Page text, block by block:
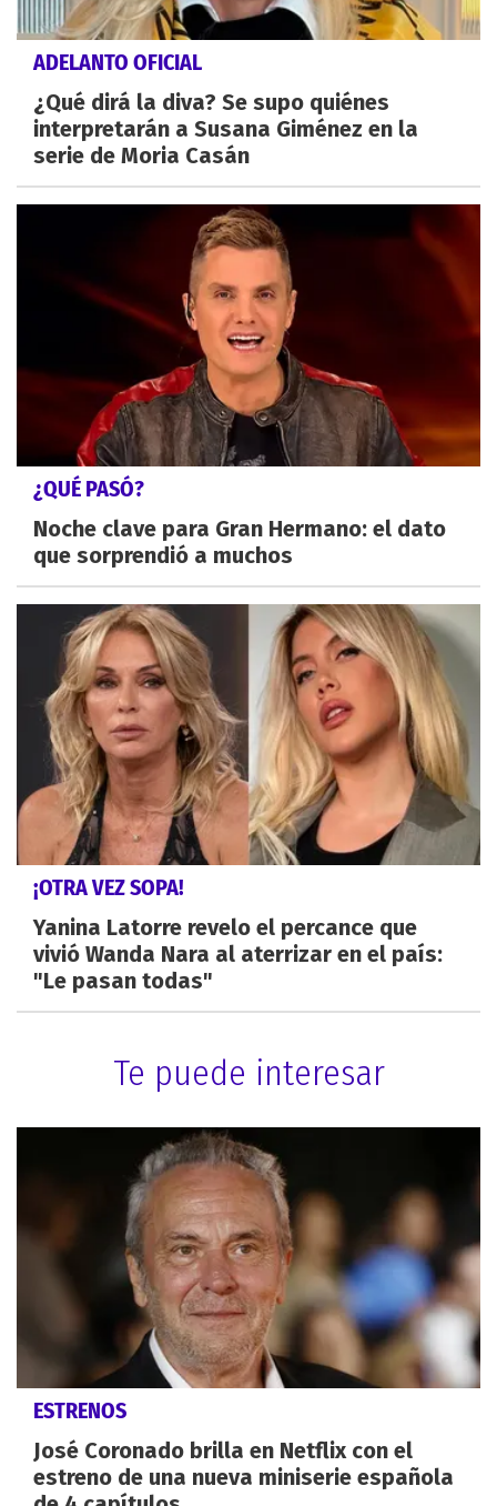
ADELANTO OFICIAL
¿Qué dirá la diva? Se supo quiénes
interpretarán a Susana Giménez en la
serie de Moria Casán
¿QUÉ PASÓ?
Noche clave para Gran Hermano: el dato
que sorprendió a muchos
¡OTRA VEZ SOPA!
Yanina Latorre revelo el percance que
vivió Wanda Nara al aterrizar en el país:
"Le pasan todas"
Te puede interesar
ESTRENOS
José Coronado brilla en Netflix con el
estreno de una nueva miniserie española